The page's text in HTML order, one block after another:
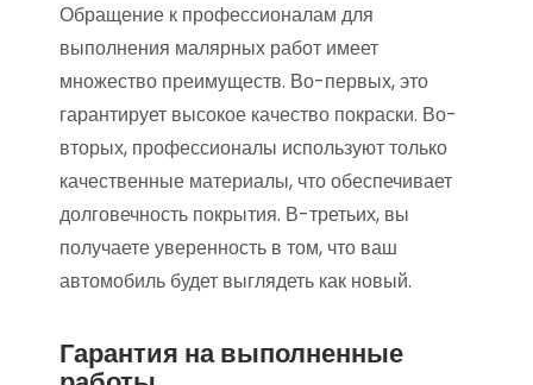
Обращение к профессионалам для
выполнения малярных работ имеет
множество преимуществ. Во-первых, это
гарантирует высокое качество покраски. Во-
вторых, профессионалы используют только
качественные материалы, что обеспечивает
долговечность покрытия. В-третьих, вы
получаете уверенность в том, что ваш
автомобиль будет выглядеть как новый.
Гарантия на выполненные